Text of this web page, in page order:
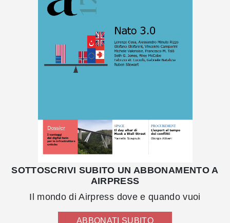
SOTTOSCRIVI SUBITO UN ABBONAMENTO A
AIRPRESS
Il mondo di Airpress dove e quando vuoi
ABBONATI SUBITO